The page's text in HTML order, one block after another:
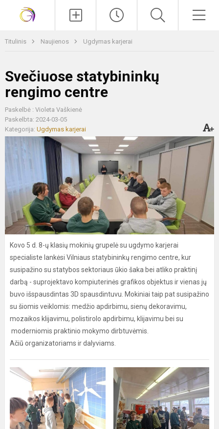
Titulinis Naujienos Ugdymas karjerai
Svečiuose statybininkų
rengimo centre
Paskelbė : Violeta Vaškienė
Paskelbta: 2024-03-05
Kategorija: Ugdymas karjerai
Kovo 5 d. 8-ų klasių mokinių grupelė su ugdymo karjerai
specialiste lankėsi Vilniaus statybininkų rengimo centre, kur
susipažino su statybos sektoriaus ūkio šaka bei atliko praktinį
darbą - suprojektavo kompiuterinės grafikos objektus ir vienas jų
buvo išspausdintas 3D spausdintuvu. Mokiniai taip pat susipažino
su šiomis veiklomis: medžio apdirbimu, sienų dekoravimu,
mozaikos klijavimu, polistirolo apdirbimu, klijavimu bei su
moderniomis praktinio mokymo dirbtuvėmis.
Ačiū organizatoriams ir dalyviams.